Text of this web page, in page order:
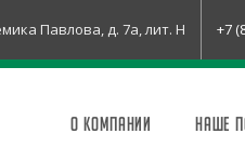
Павлова, д. 7а, лит. Н +7
О КОМПАНИИ НАШЕ